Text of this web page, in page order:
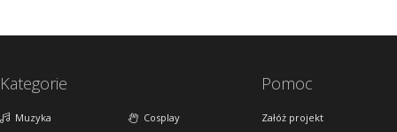
Kategorie
Muzyka
Cosplay
Pomoc
Załóż projekt